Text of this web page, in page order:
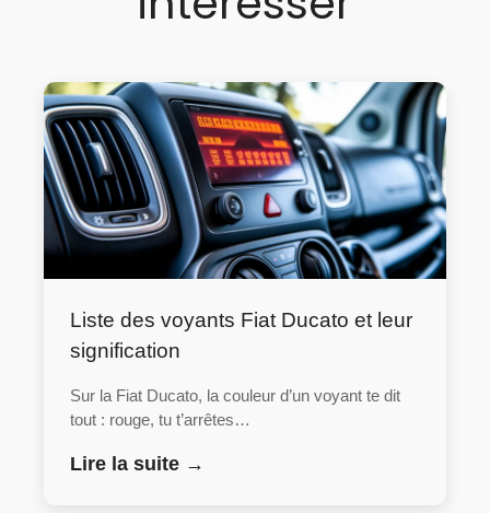
Liste des voyants Fiat Ducato et leur
signification
Sur la Fiat Ducato, la couleur d’un voyant te dit
tout : rouge, tu t’arrêtes…
Lire la suite →